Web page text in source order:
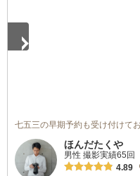
七五三の早期予約も受け付けて
ほんだたくや
男性 撮影実績65回
4.89